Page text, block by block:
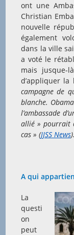
ont une
Christian
nouvelle
également
dans la ville
a voté le
mais jusque-
d’appliquer la
campagne de
blanche.
l’ambassade
allié » pourrait
cas » (JJSS News).
A qui
La
questi
on
peut